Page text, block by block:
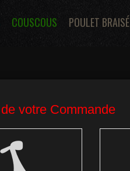
COUSCOUS POULET BRAISÉ